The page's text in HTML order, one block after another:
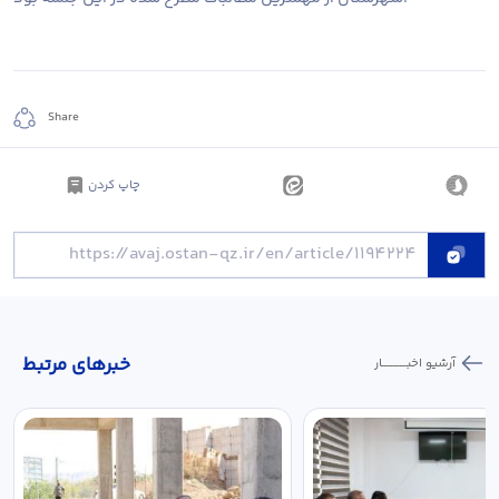
Share
چاپ کردن
خبر‌های مرتبط آرشیو اخبـــــــــــار